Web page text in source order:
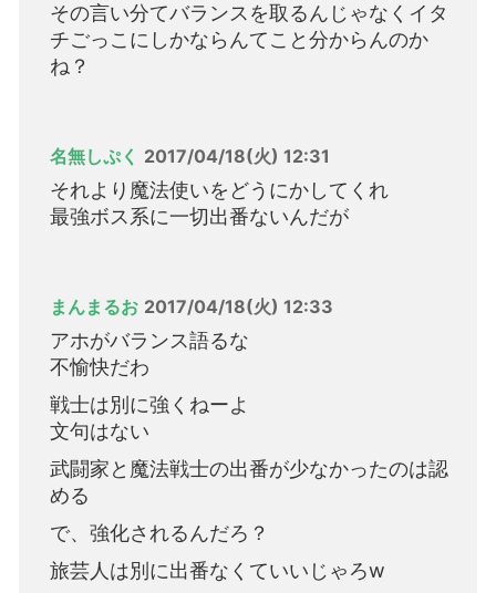
その言い分てバランスを取るんじゃなくイタ
チごっこにしかならんてこと分からんのか
ね？
名無しぷく 2017/04/18(火) 12:31
それより魔法使いをどうにかしてくれ
最強ボス系に一切出番ないんだが
まんまるお 2017/04/18(火) 12:33
アホがバランス語るな
不愉快だわ
戦士は別に強くねーよ
文句はない
武闘家と魔法戦士の出番が少なかったのは認
める
で、強化されるんだろ？
旅芸人は別に出番なくていいじゃろw